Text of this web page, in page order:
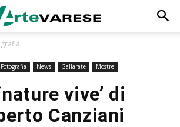
Fotografia News Gallarate Mostre
vive’ di
Canziani